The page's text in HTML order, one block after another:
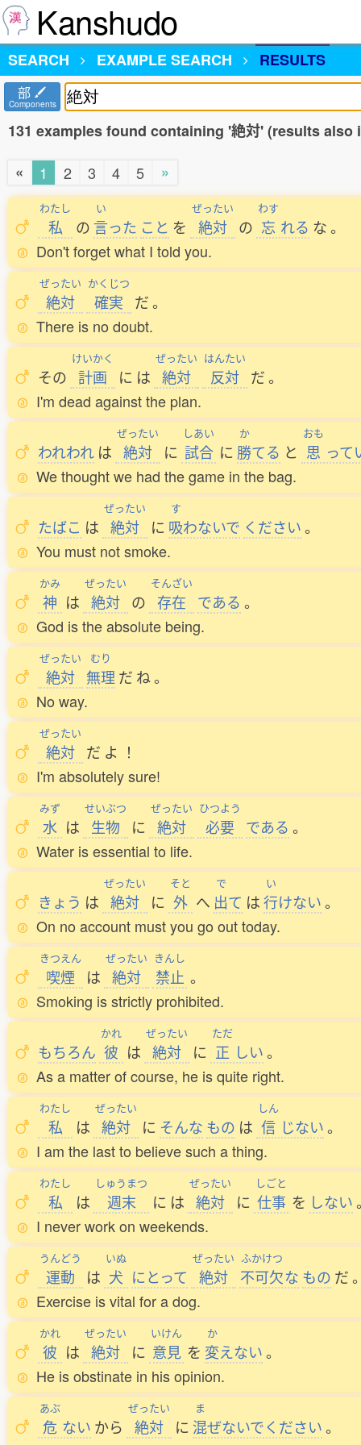
Kanshudo
SEARCH EXAMPLE SEARCH RESULTS
部
Components
131 examples found containing '絶対' (results
«
1 2 3 4 5 »
わたし
私 の
い
言った こと を
ぜったい
絶対 の
わす
忘 れる な。
Don't forget what I told you.
ぜったい
絶対
かくじつ
確実 だ。
There is no doubt.
その
けいかく
計画 に は
ぜったい
絶対
はんたい
反対 だ。
I'm dead against the plan.
われわれ は
ぜったい
絶対 に
しあい
試合 に
か
勝てる と
おも
思 って
We thought we had the game in the bag.
たばこ は
ぜったい
絶対 に
す
吸わないで ください。
You must not smoke.
かみ
神 は
ぜったい
絶対 の
そんざい
存在 である 。
God is the absolute being.
ぜったい
絶対
むり
無理 だ ね。
No way.
ぜったい
絶対 だ よ ！
I'm absolutely sure!
みず
水 は
せいぶつ
生物 に
ぜったい
絶対
ひつよう
必要 である 。
Water is essential to life.
きょう は
ぜったい
絶対 に
そと
外 へ
で
出て は
い
行けない。
On no account must you go out today.
きつえん
喫煙 は
ぜったい
絶対
きんし
禁止 。
Smoking is strictly prohibited.
もちろん
かれ
彼 は
ぜったい
絶対 に
ただ
正 しい。
As a matter of course, he is quite right.
わたし
私 は
ぜったい
絶対 に そんな もの は
しん
信 じない。
I am the last to believe such a thing.
わたし
私 は
しゅうまつ
週末 に は
ぜったい
絶対 に
しごと
仕事 を しない
I never work on weekends.
うんどう
運動 は
いぬ
犬 にとって
ぜったい
絶対
ふかけつ
不可欠な もの だ
Exercise is vital for a dog.
かれ
彼 は
ぜったい
絶対 に
いけん
意見 を
か
変えない。
He is obstinate in his opinion.
あぶ
危 ない から
ぜったい
絶対 に
ま
混ぜないでください。